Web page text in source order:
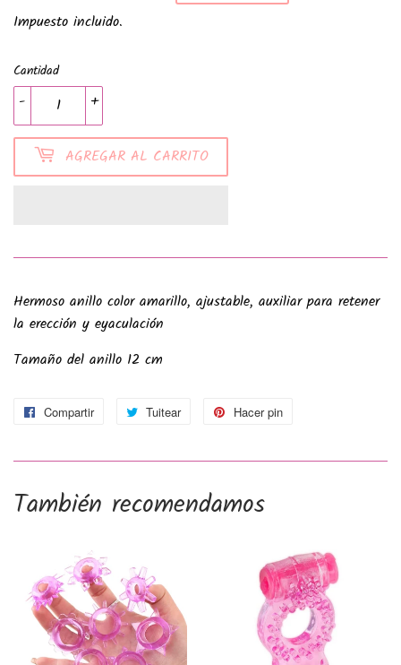
Impuesto incluido.
Cantidad
+
-
AGREGAR AL CARRITO
Hermoso anillo color amarillo, ajustable, auxiliar para retener
la erección y eyaculación
Tamaño del anillo 12 cm
Compartir
Compartir
Facebook
Tuitear
Tuitear
Twitter
Hacer pin
Pinterest
También recomendamos